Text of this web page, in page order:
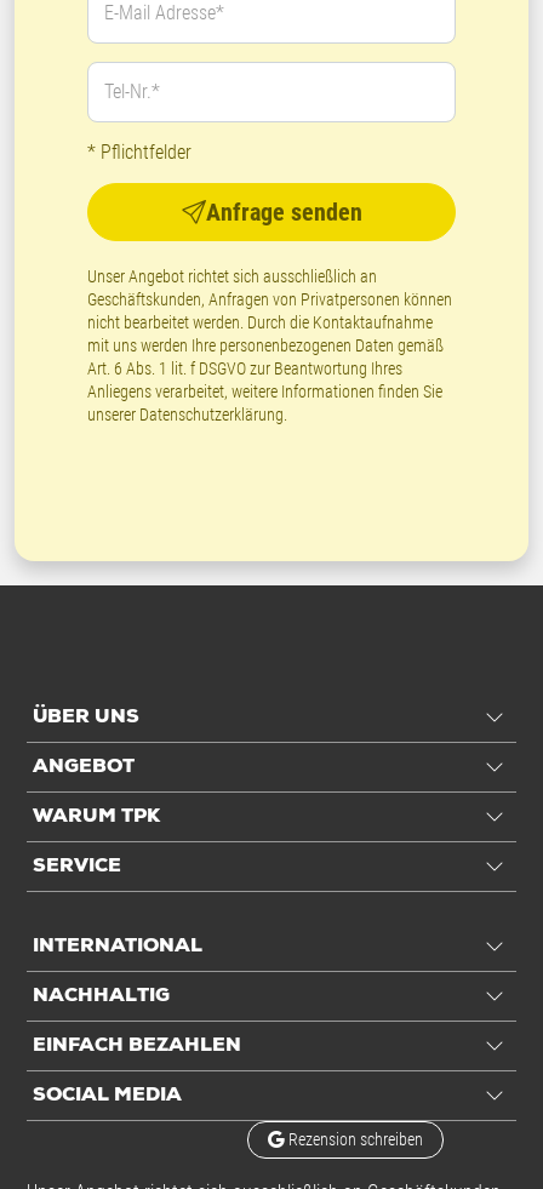
E-Mail Adresse*
Tel-Nr.*
* Pflichtfelder
Anfrage senden
Unser Angebot richtet sich ausschließlich an
Geschäftskunden, Anfragen von Privatpersonen können
nicht bearbeitet werden. Durch die Kontaktaufnahme
mit uns werden Ihre personenbezogenen Daten gemäß
Art. 6 Abs. 1 lit. f DSGVO zur Beantwortung Ihres
Anliegens verarbeitet, weitere Informationen finden Sie
unserer Datenschutzerklärung
ÜBER UNS
ANGEBOT
WARUM TPK
SERVICE
INTERNATIONAL
NACHHALTIG
EINFACH BEZAHLEN
SOCIAL MEDIA
Rezension schreiben